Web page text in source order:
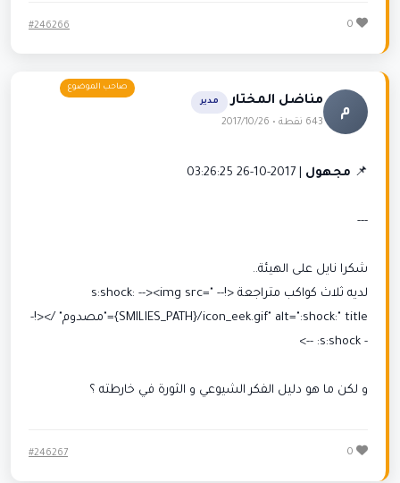
#246266
م
مناضل المختار مدير
643 نقطة • 2017/10/26
📌 مجهول
---
شكرا نايل على الهيئة..
لديه ثلاث كواكب متراجعة <!-- s:shock: --><img src="
{SMILIES_PATH}/icon_eek.gif" alt=":shock:" title="مصدوم" /><!-
- s:shock: -->
و لكن ما هو دليل الفكر الشيوعي و الثورة في خارطته ؟
#246267